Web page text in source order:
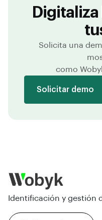
Solicita una
como
Solicitar demo
Identificación y gestión